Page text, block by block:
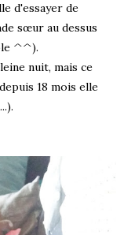
d'essayer de
sœur au dessus
^^).
nuit, mais ce
18 mois elle